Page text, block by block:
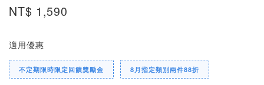
NT$ 1,590
適用優惠
不定期限時限定回饋獎勵金 8月指定類別兩件88折